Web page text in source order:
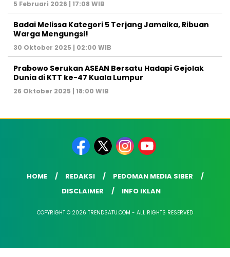
5 Februari 2026 | 17:08 WIB
Badai Melissa Kategori 5 Terjang Jamaika, Ribuan
Warga Mengungsi!
30 Oktober 2025 | 02:00 WIB
Prabowo Serukan ASEAN Bersatu Hadapi Gejolak
Dunia di KTT ke-47 Kuala Lumpur
26 Oktober 2025 | 18:00 WIB
HOME REDAKSI
PEDOMAN MEDIA SIBER
DISCLAIMER
INFO IKLAN
COPYRIGHT © 2026 TRENDSATU.COM - ALL RIGHTS RESERVED